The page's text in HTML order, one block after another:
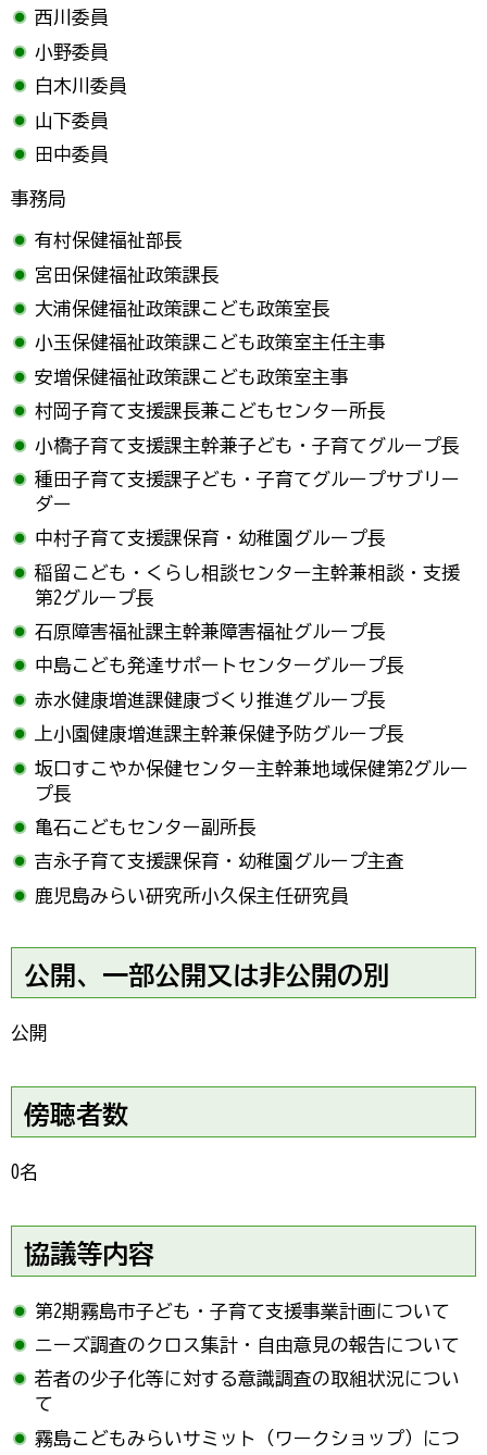
西川委員
小野委員
白木川委員
山下委員
田中委員
事務局
有村保健福祉部長
宮田保健福祉政策課長
大浦保健福祉政策課こども政策室長
小玉保健福祉政策課こども政策室主任主事
安増保健福祉政策課こども政策室主事
村岡子育て支援課長兼こどもセンター所長
小橋子育て支援課主幹兼子ども・子育てグループ長
種田子育て支援課子ども・子育てグループサブリー
ダー
中村子育て支援課保育・幼稚園グループ長
稲留こども・くらし相談センター主幹兼相談・支援
第2グループ長
石原障害福祉課主幹兼障害福祉グループ長
中島こども発達サポートセンターグループ長
赤水健康増進課健康づくり推進グループ長
上小園健康増進課主幹兼保健予防グループ長
坂口すこやか保健センター主幹兼地域保健第2グルー
プ長
亀石こどもセンター副所長
吉永子育て支援課保育・幼稚園グループ主査
鹿児島みらい研究所小久保主任研究員
公開、一部公開又は非公開の別
公開
傍聴者数
0名
協議等内容
第2期霧島市子ども・子育て支援事業計画について
ニーズ調査のクロス集計・自由意見の報告について
若者の少子化等に対する意識調査の取組状況につい
て
霧島こどもみらいサミット（ワークショップ）につ